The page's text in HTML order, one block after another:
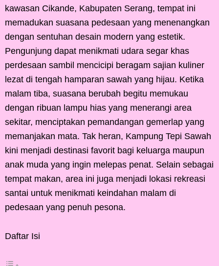
kawasan Cikande, Kabupaten Serang, tempat ini
memadukan suasana pedesaan yang menenangkan
dengan sentuhan desain modern yang estetik.
Pengunjung dapat menikmati udara segar khas
perdesaan sambil mencicipi beragam sajian kuliner
lezat di tengah hamparan sawah yang hijau. Ketika
malam tiba, suasana berubah begitu memukau
dengan ribuan lampu hias yang menerangi area
sekitar, menciptakan pemandangan gemerlap yang
memanjakan mata. Tak heran, Kampung Tepi Sawah
kini menjadi destinasi favorit bagi keluarga maupun
anak muda yang ingin melepas penat. Selain sebagai
tempat makan, area ini juga menjadi lokasi rekreasi
santai untuk menikmati keindahan malam di
pedesaan yang penuh pesona.
Daftar Isi